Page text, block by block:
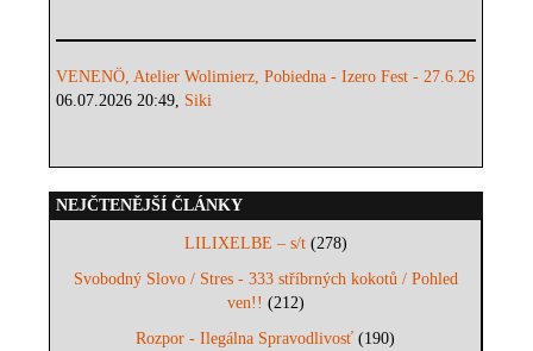
VENENÖ, Atelier Wolimierz, Pobiedna - Izero Fest - 27.6.26
06.07.2026 20:49, Siki
NEJČTENĚJŠÍ ČLÁNKY
LILIXELBE – s/t(278)
Svobodný Slovo / Stres - 333 stříbrných kokotů / Pohled
ven!! (212)
Rozpor - Ilegálna Spravodlivosť (190)